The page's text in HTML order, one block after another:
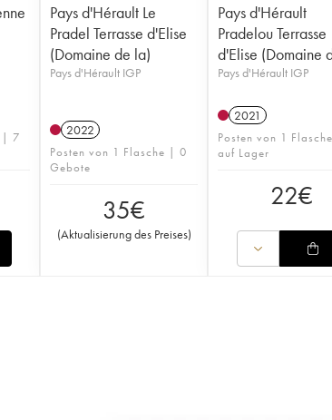
| 7
Pays d'Hérault Le
Pradel Terrasse d'Elise
(Domaine de la)
Pays d'Hérault IGP
2022
Posten von 1 Flasche | 0
Gebote
35€
(Aktualisierung des Preises)
Pays d'Hérault
Pradelou Terrasse
d'Elise (Domaine
Pays d'Hérault IGP
2021
Posten von 1
auf Lager
22€